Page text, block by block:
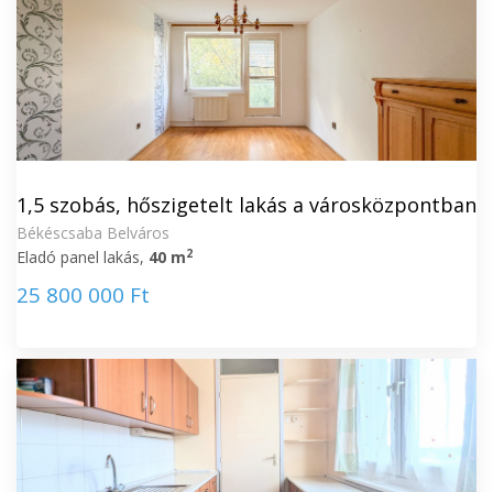
1,5 szobás, hőszigetelt lakás a városközpontban
Békéscsaba Belváros
Eladó panel lakás, 40 m2
25 800 000 Ft